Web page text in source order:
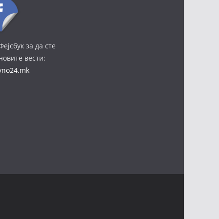
за да сте
вести: